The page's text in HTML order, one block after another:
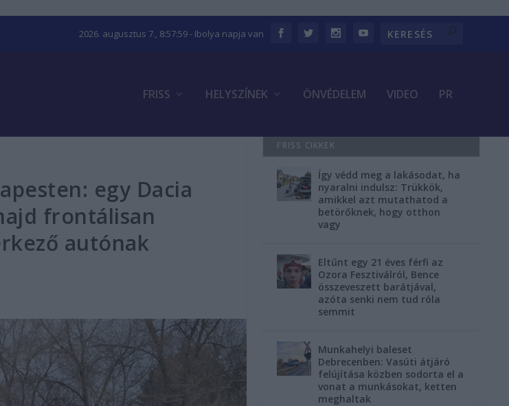
2026. augusztus 7., 8:58:01- Ibolya napja van
FRISS HELYSZÍNEK ÖNVÉDELEM VIDEO PR
egy Dacia
frontálisan
autónak
FRISS CIKKEK
Így védd meg a lakásodat, ha
nyaralni indulsz: Trükkök,
amikkel azt mutathatod a
betörőknek, hogy otthon
vagy
Eltűnt egy 21 éves férfi az
Ozora Fesztiválról, Bence
összeveszett barátjával,
azóta senki nem tud róla
semmit
Munkahelyi baleset
Debrecenben: Vasúti átjáró
felújítása közben sodorta el a
vonat a munkásokat, ketten
meghaltak